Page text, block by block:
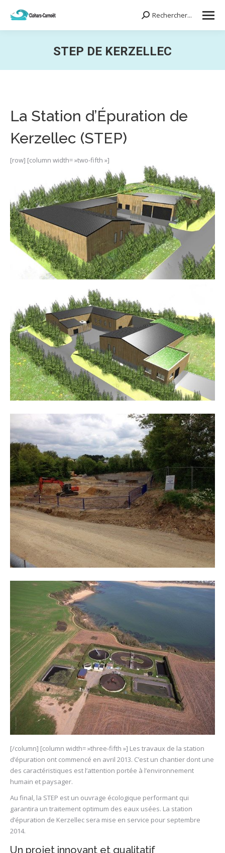
Search:Rechercher...
STEP DE KERZELLEC
La Station d’Épuration de
Kerzellec (STEP)
[row] [column width= »two-fifth »]
[/column] [column width= »three-fifth »] Les travaux de la station
d’épuration ont commencé en avril 2013. C’est un chantier dont une
des caractéristiques est l’attention portée à l’environnement
humain et paysager.
Au final, la STEP est un ouvrage écologique performant qui
garantira un traitement optimum des eaux usées. La station
d’épuration de Kerzellec sera mise en service pour septembre
2014.
Un projet innovant et qualitatif